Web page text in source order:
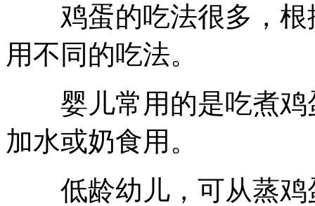
鸡蛋的吃法很多，根
用不同的吃法。
婴儿常用的是吃煮鸡
加水或奶食用。
低龄幼儿，可从蒸鸡